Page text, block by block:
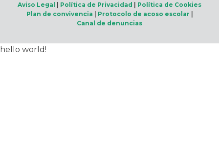
Aviso Legal | Política de Privacidad | Política de Cookies
Plan de convivencia | Protocolo de acoso escolar |
Canal de denuncias
hello world!